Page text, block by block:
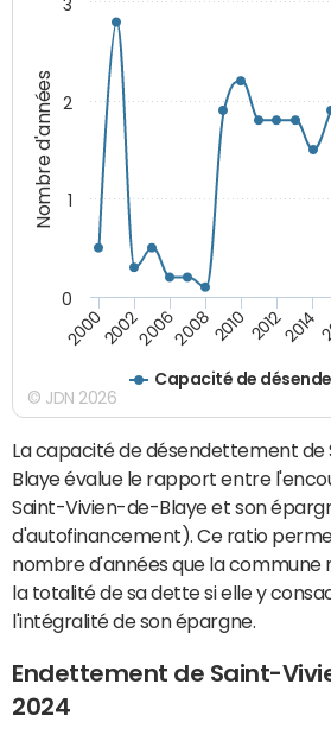
Nombre d'années
Capacité de
20002002200620082010 20122014
0
1
2
3
© JDN 2026
La capacité de désendettement de
Blaye évalue le rapport entre
Saint-Vivien-de-Blaye et son
d'autofinancement). Ce ratio
nombre d'années que la
la totalité de sa dette si elle y
l'intégralité de son épargne.
Endettement de Saint-
2024